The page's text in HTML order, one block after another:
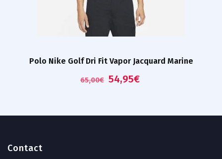
Polo Nike Golf Dri Fit Vapor Jacquard Marine
65,00€ 54,95€
Contact